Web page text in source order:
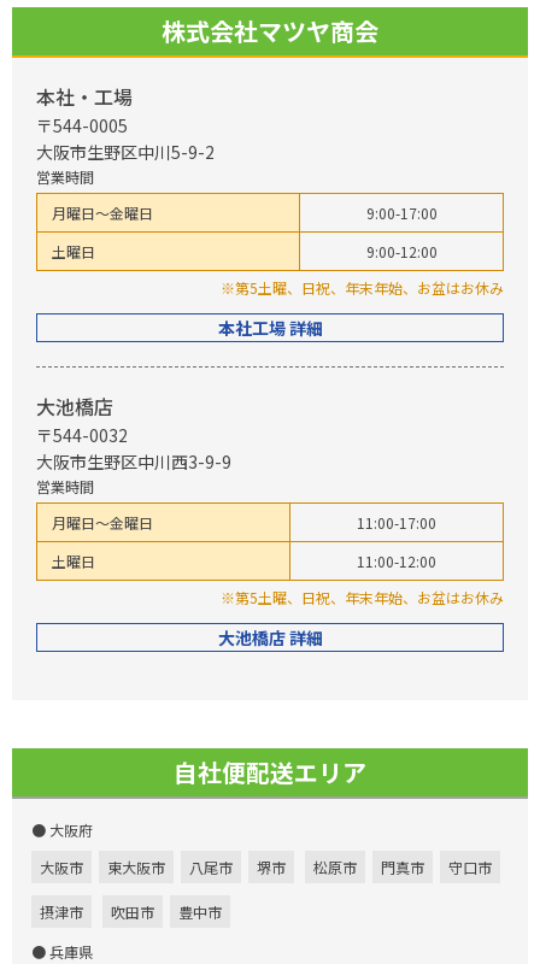
株式会社マツヤ商会
本社・工場
〒544-0005
大阪市生野区中川5-9-2
営業時間
月曜日～金曜日
9:00-17:00
土曜日
9:00-12:00
※第5土曜、日祝、年末年始、お盆はお休み
本社工場 詳細
大池橋店
〒544-0032
大阪市生野区中川西3-9-9
営業時間
月曜日～金曜日
11:00-17:00
土曜日
11:00-12:00
※第5土曜、日祝、年末年始、お盆はお休み
大池橋店 詳細
自社便配送エリア
● 大阪府
大阪市
東大阪市 八尾市 堺市 松原市 門真市 守口市
摂津市 吹田市
豊中市
● 兵庫県